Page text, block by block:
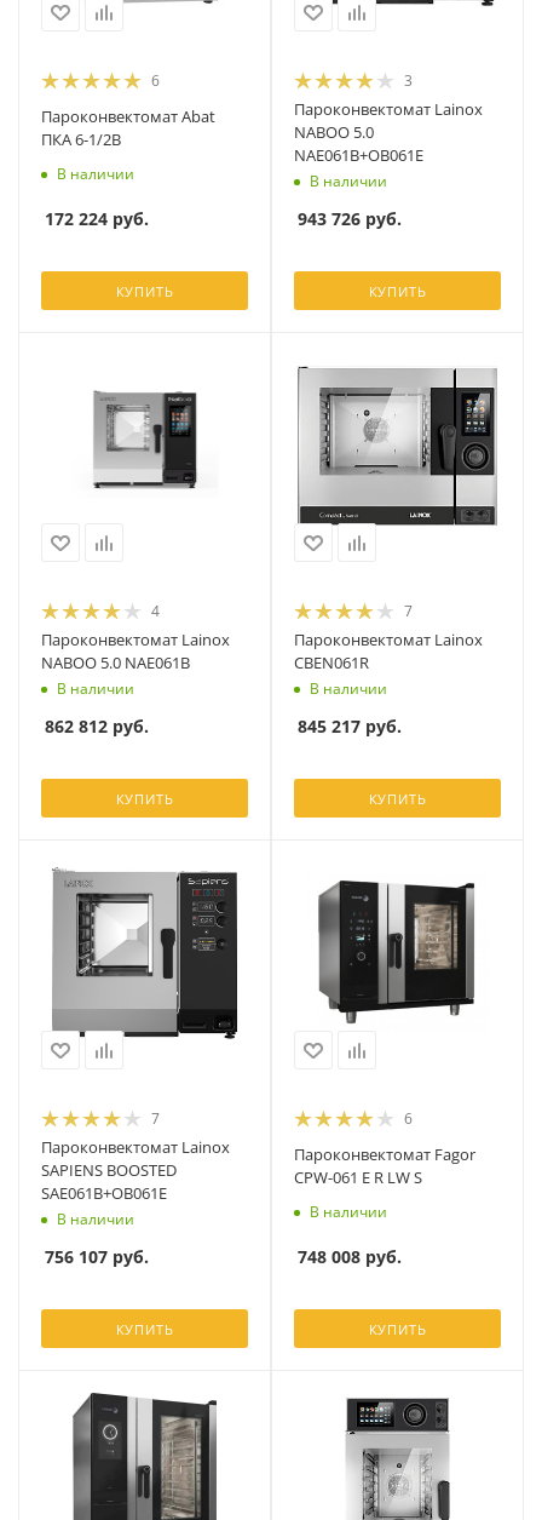
6
Пароконвектомат Abat
ПКА 6-1/2В
В наличии
172 224 руб.
КУПИТЬ
3
Пароконвектомат Lainox
NABOO 5.0
NAE061B+OB061E
В наличии
943 726 руб.
КУПИТЬ
4
Пароконвектомат Lainox
NABOO 5.0 NAE061B
В наличии
862 812 руб.
КУПИТЬ
7
Пароконвектомат Lainox
CBEN061R
В наличии
845 217 руб.
КУПИТЬ
7
Пароконвектомат Lainox
SAPIENS BOOSTED
SAE061B+OB061E
В наличии
756 107 руб.
КУПИТЬ
6
Пароконвектомат Fagor
CPW-061 E R LW S
В наличии
748 008 руб.
КУПИТЬ